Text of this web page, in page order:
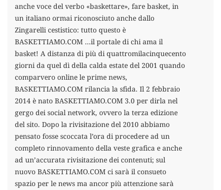
anche voce del verbo «baskettare», fare basket, in
un italiano ormai riconosciuto anche dallo
Zingarelli cestistico: tutto questo è
BASKETTIAMO.COM …il portale di chi ama il
basket! A distanza di più di quattromilacinquecento
giorni da quel dì della calda estate del 2001 quando
comparvero online le prime news,
BASKETTIAMO.COM rilancia la sfida. Il 2 febbraio
2014 è nato BASKETTIAMO.COM 3.0 per dirla nel
gergo dei social network, ovvero la terza edizione
del sito. Dopo la rivisitazione del 2010 abbiamo
pensato fosse scoccata l’ora di procedere ad un
completo rinnovamento della veste grafica e anche
ad un’accurata rivisitazione dei contenuti; sul
nuovo BASKETTIAMO.COM ci sarà il consueto
spazio per le news ma ancor più attenzione sarà